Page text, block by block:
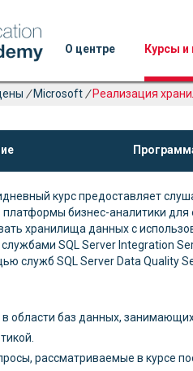
О центре Курсы и
/ Microsoft / Реализация
курс предоставляет
платформы бизнес-аналитики
хранилища данных с
SQL Server Integration
служб SQL Server Data Quality
области баз данных,
рассматриваемые в курсе